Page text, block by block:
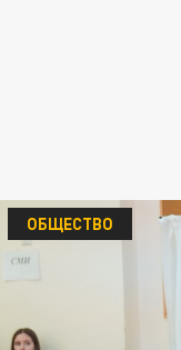
ОБЩЕСТВО